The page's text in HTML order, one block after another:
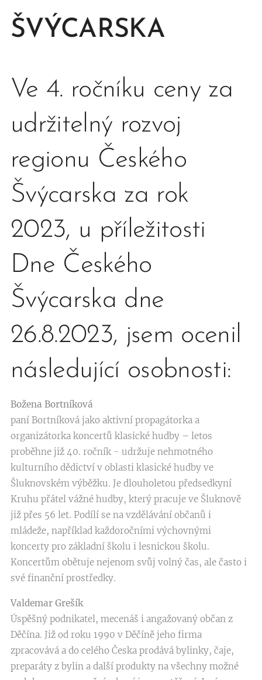
ŠVÝCARSKA
Ve 4. ročníku ceny za
udržitelný rozvoj
regionu Českého
Švýcarska za rok
2023, u příležitosti
Dne Českého
Švýcarska dne
26.8.2023, jsem ocenil
následující osobnosti:
Božena Bortníková
paní Bortníková jako aktivní propagátorka a
organizátorka koncertů klasické hudby – letos
proběhne již 40. ročník - udržuje nehmotného
kulturního dědictví v oblasti klasické hudby ve
Šluknovském výběžku. Je dlouholetou předsedkyní
Kruhu přátel vážné hudby, který pracuje ve Šluknově
již přes 56 let. Podílí se na vzdělávání občanů i
mládeže, například každoročními výchovnými
koncerty pro základní školu i lesnickou školu.
Koncertům obětuje nejenom svůj volný čas, ale často i
své finanční prostředky.
Valdemar Grešík
Úspěšný podnikatel, mecenáš i angažovaný občan z
Děčína. Již od roku 1990 v Děčíně jeho firma
zpracovává a do celého Česka prodává bylinky, čaje,
preparáty z bylin a další produkty na všechny možné